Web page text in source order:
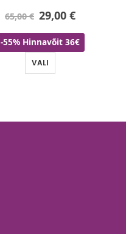
beezid-SUPER HIND
65,00€ 29,00 €
-55% Hinnavõit 36€
VALI